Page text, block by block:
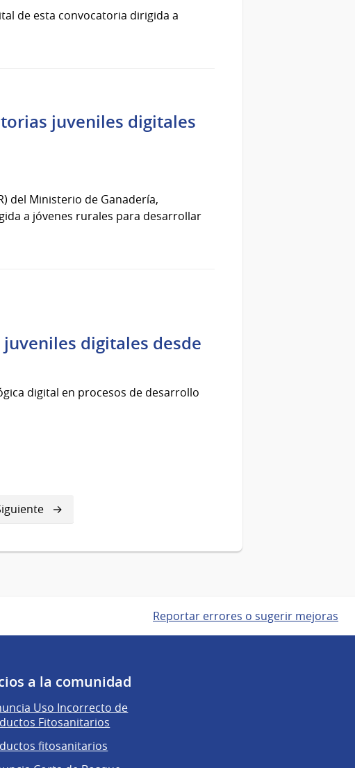
de esta convocatoria dirigida a
juveniles digitales
del Ministerio de Ganadería,
a jóvenes rurales para desarrollar
digitales desde
digital en procesos de desarrollo
Reportar errores o sugerir mejoras
a la comunidad
Uso Incorrecto de
Fitosanitarios
fitosanitarios